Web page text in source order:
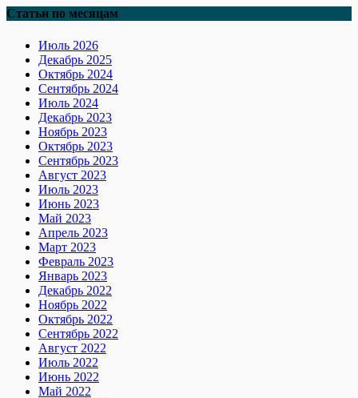
Статьи по месяцам
Июль 2026
Декабрь 2025
Октябрь 2024
Сентябрь 2024
Июль 2024
Декабрь 2023
Ноябрь 2023
Октябрь 2023
Сентябрь 2023
Август 2023
Июль 2023
Июнь 2023
Май 2023
Апрель 2023
Март 2023
Февраль 2023
Январь 2023
Декабрь 2022
Ноябрь 2022
Октябрь 2022
Сентябрь 2022
Август 2022
Июль 2022
Июнь 2022
Май 2022